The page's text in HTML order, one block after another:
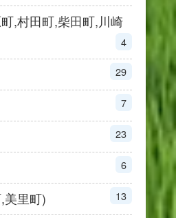
,村田町,柴田町,川崎
4
29
7
23
6
美里町) 13